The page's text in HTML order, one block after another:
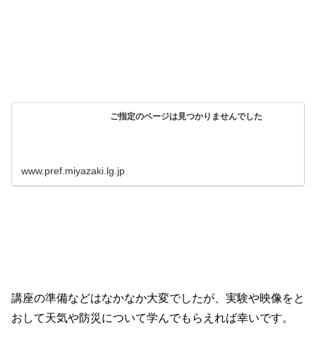
ご指定のページは見つかりませんでした
www.pref.miyazaki.lg.jp
講座の準備などはなかなか大変でしたが、実験や映像をと
おして天気や防災について学んでもらえれば幸いです。